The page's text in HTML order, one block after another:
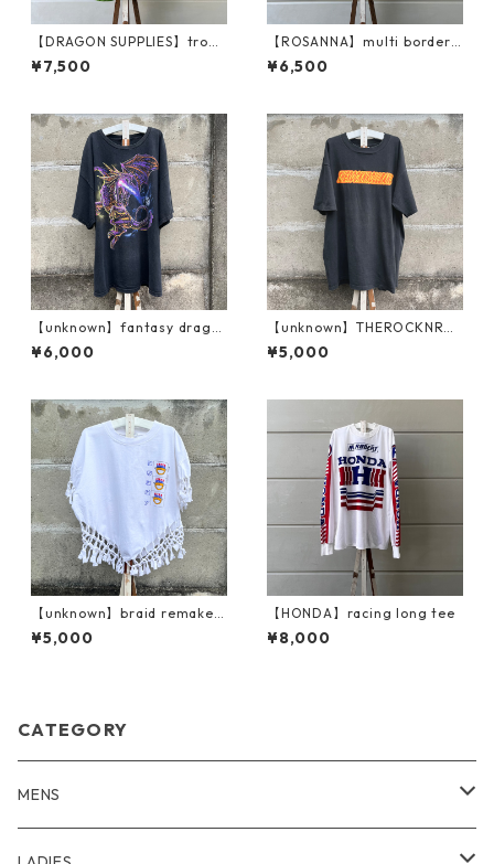
【DRAGON SUPPLIES】tropi
cal combat jkt
¥7,500
【ROSANNA】multi border /
rib knit
¥6,500
【unknown】fantasy drago
n / BIG T
¥6,000
【unknown】THEROCKNROL
LBAND T
¥5,000
【unknown】braid remake /
print T
¥5,000
【HONDA】racing long tee
¥8,000
CATEGORY
MENS